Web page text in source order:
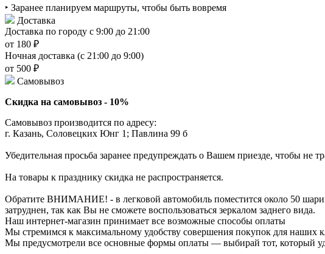
‣ Заранее планируем маршруты, чтобы быть вовремя
Доставка
Доставка по городу с 9:00 до 21:00
от 180 ₽
Ночная доставка (с 21:00 до 9:00)
от 500 ₽
Самовывоз
Скидка на самовывоз - 10%
Самовывоз производится по адресу:
г. Казань, Соловецких Юнг 1; Павлина 99 б
Убедительная просьба заранее предупреждать о Вашем приезде, чтобы не
На товары к празднику скидка не распространяется.
Обратите ВНИМАНИЕ! - в легковой автомобиль поместится около 50
затруднен, так как Вы не сможете воспользоваться зеркалом заднего вида.
Наш интернет-магазин принимает все возможные способы оплаты
Мы стремимся к максимальному удобству совершения покупок для наших
Мы предусмотрели все основные формы оплаты — выбирай тот, который